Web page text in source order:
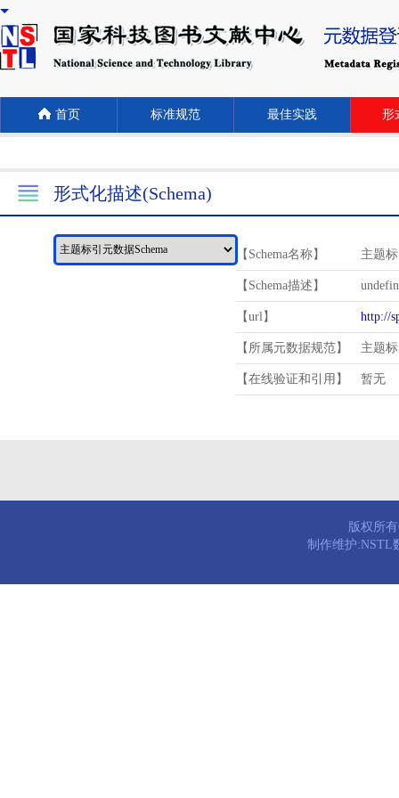
首页 标准规范 最佳实践 形
形式化描述(Schema)
【Schema名称】 主题
【Schema描述】
【url】 http://
【所属元数据规范】 主题
【在线验证和引用】 暂无
版权所
制作维护:NSTL